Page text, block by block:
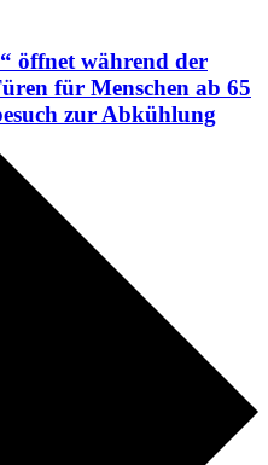
öffnet während der
für Menschen ab 65
zur Abkühlung